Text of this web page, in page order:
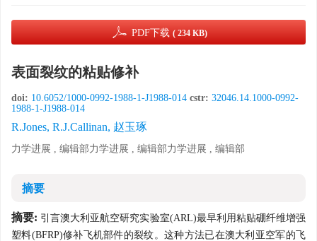
PDF下载 ( 234 KB)
表面裂纹的粘贴修补
doi: 10.6052/1000-0992-1988-1-J1988-014 cstr: 32046.14.1000-0992-
1988-1-J1988-014
R.Jones, R.J.Callinan, 赵玉琢
力学进展 , 编辑部力学进展 , 编辑部力学进展 , 编辑部
摘要
摘要: 引言澳大利亚航空研究实验室(ARL)最早利用粘贴硼纤维增强
塑料(BFRP)修补飞机部件的裂纹。这种方法已在澳大利亚空军的飞